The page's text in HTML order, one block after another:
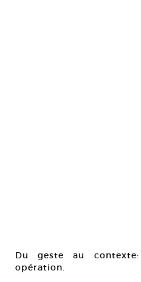
Du geste au
opération.